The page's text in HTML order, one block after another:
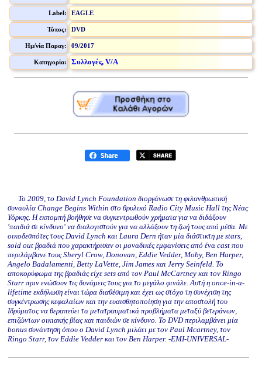
Label: EAGLE
Τύπος: DVD
Ημ/νία Παραγ: 09/2017
Κατηγορία: Συλλογές, V/A
Το 2009, το David Lynch Foundation διοργάνωσε τη φιλανθρωπική
συναυλία Change Begins Within στο θρυλικό Radio City Music Hall της Νέας
Υόρκης. Η εκπομπή βοήθησε να συγκεντρωθούν χρήματα για να διδάξουν
'παιδιά σε κίνδυνο' να διαλογιστούν για να αλλάξουν τη ζωή τους από μέσα. Με
οικοδεσπότες τους David Lynch και Laura Dern ήταν μία διάστικτη με stars,
sold out βραδιά που χαρακτήρισαν οι μοναδικές εμφανίσεις από ένα cast που
περιλάμβανε τους Sheryl Crow, Donovan, Eddie Vedder, Moby, Ben Harper,
Angelo Badalamenti, Betty LaVette, Jim James και Jerry Seinfeld. Το
αποκορύφωμα της βραδιάς είχε sets από τον Paul McCartney και τον Ringo
Starr πριν ενώσουν τις δυνάμεις τους για το μεγάλο φινάλε. Αυτή η once-in-a-
lifetime εκδήλωση είναι τώρα διαθέσιμη και έχει ως στόχο τη συνέχιση της
συγκέντρωσης κεφαλαίων και την ευαισθητοποίηση για την αποστολή του
Ιδρύματος να θεραπεύει τα μετατραυματικά προβλήματα μεταξύ βετεράνων,
επιζώντων οικιακής βίας και παιδιών σε κίνδυνο. Το DVD περιλαμβάνει μία
bonus συνάντηση όπου ο David Lynch μιλάει με τον Paul Mcartney, τον
Ringo Starr, τον Eddie Vedder και τον Ben Harper. -EMI-UNIVERSAL-